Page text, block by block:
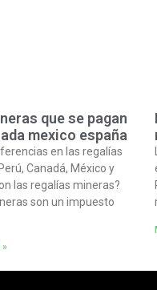
que se pagan
mexico españa
en las regalías
Canadá, México y
las regalías mineras?
son un impuesto